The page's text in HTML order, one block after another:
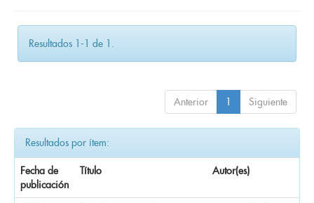
Resultados 1-1 de 1.
Anterior 1 Siguiente
Resultados por ítem:
Fecha de
publicación
Título Autor(es)